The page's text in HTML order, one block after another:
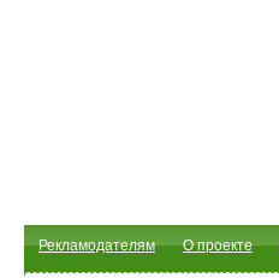
Рекламодателям О проекте